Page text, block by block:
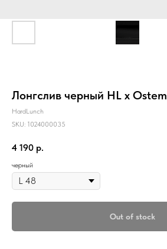
Лонгслив черный HL x Ostem
HardLunch
SKU: 1024000035
4 190 р.
черный
Out of stock